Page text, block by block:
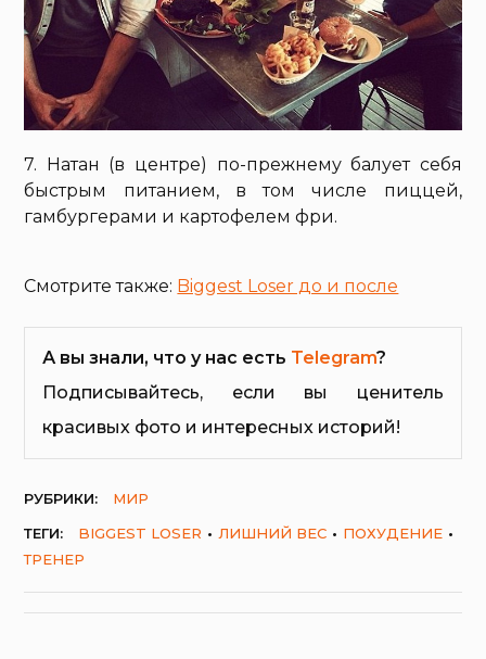
7. Натан (в центре) по-прежнему балует себя
быстрым питанием, в том числе пиццей,
гамбургерами и картофелем фри.
Смотрите также: Biggest Loser до и после
А вы знали, что у нас есть Telegram?
Подписывайтесь, если вы ценитель
красивых фото и интересных историй!
РУБРИКИ:
МИР
ТЕГИ:
BIGGEST LOSER ЛИШНИЙ ВЕС
ПОХУДЕНИЕ
ТРЕНЕР